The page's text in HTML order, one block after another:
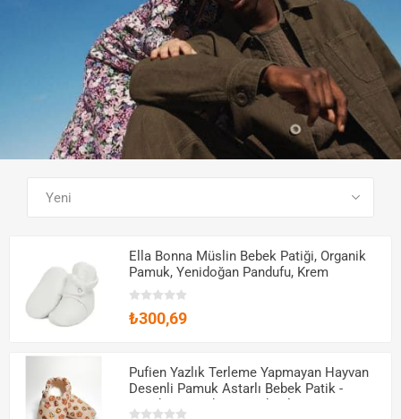
SEE ALL PRODUCTS
Ella Bonna Müslin Bebek Patiği, Organik
Pamuk, Yenidoğan Pandufu, Krem
₺300,69
Pufien Yazlık Terleme Yapmayan Hayvan
Desenli Pamuk Astarlı Bebek Patik -
Esnek ve Kaydırmaz Tabanlı